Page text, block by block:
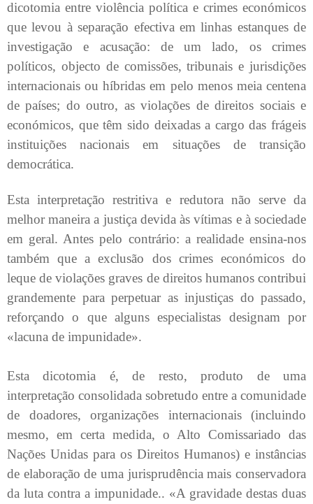
dicotomia entre violência política e crimes económicos
que levou à separação efectiva em linhas estanques de
investigação e acusação: de um lado, os crimes
políticos, objecto de comissões, tribunais e jurisdições
internacionais ou híbridas em pelo menos meia centena
de países; do outro, as violações de direitos sociais e
económicos, que têm sido deixadas a cargo das frágeis
instituições nacionais em situações de transição
democrática.
Esta interpretação restritiva e redutora não serve da
melhor maneira a justiça devida às vítimas e à sociedade
em geral. Antes pelo contrário: a realidade ensina-nos
também que a exclusão dos crimes económicos do
leque de violações graves de direitos humanos contribui
grandemente para perpetuar as injustiças do passado,
reforçando o que alguns especialistas designam por
«lacuna de impunidade».
Esta dicotomia é, de resto, produto de uma
interpretação consolidada sobretudo entre a comunidade
de doadores, organizações internacionais (incluindo
mesmo, em certa medida, o Alto Comissariado das
Nações Unidas para os Direitos Humanos) e instâncias
de elaboração de uma jurisprudência mais conservadora
da luta contra a impunidade.. «A gravidade destas duas